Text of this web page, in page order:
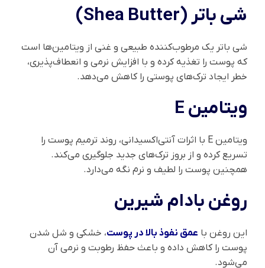
شی باتر (Shea Butter)
شی باتر یک مرطوب‌کننده طبیعی و غنی از ویتامین‌ها است
که پوست را تغذیه کرده و با افزایش نرمی و انعطاف‌پذیری،
خطر ایجاد ترک‌های پوستی را کاهش می‌دهد.
ویتامین E
ویتامین E با اثرات آنتی‌اکسیدانی، روند ترمیم پوست را
تسریع کرده و از بروز ترک‌های جدید جلوگیری می‌کند.
همچنین پوست را لطیف و نرم نگه می‌دارد.
روغن بادام شیرین
این روغن با عمق نفوذ بالا در پوست، خشکی و شل شدن
پوست را کاهش داده و باعث حفظ رطوبت و نرمی آن
می‌شود.